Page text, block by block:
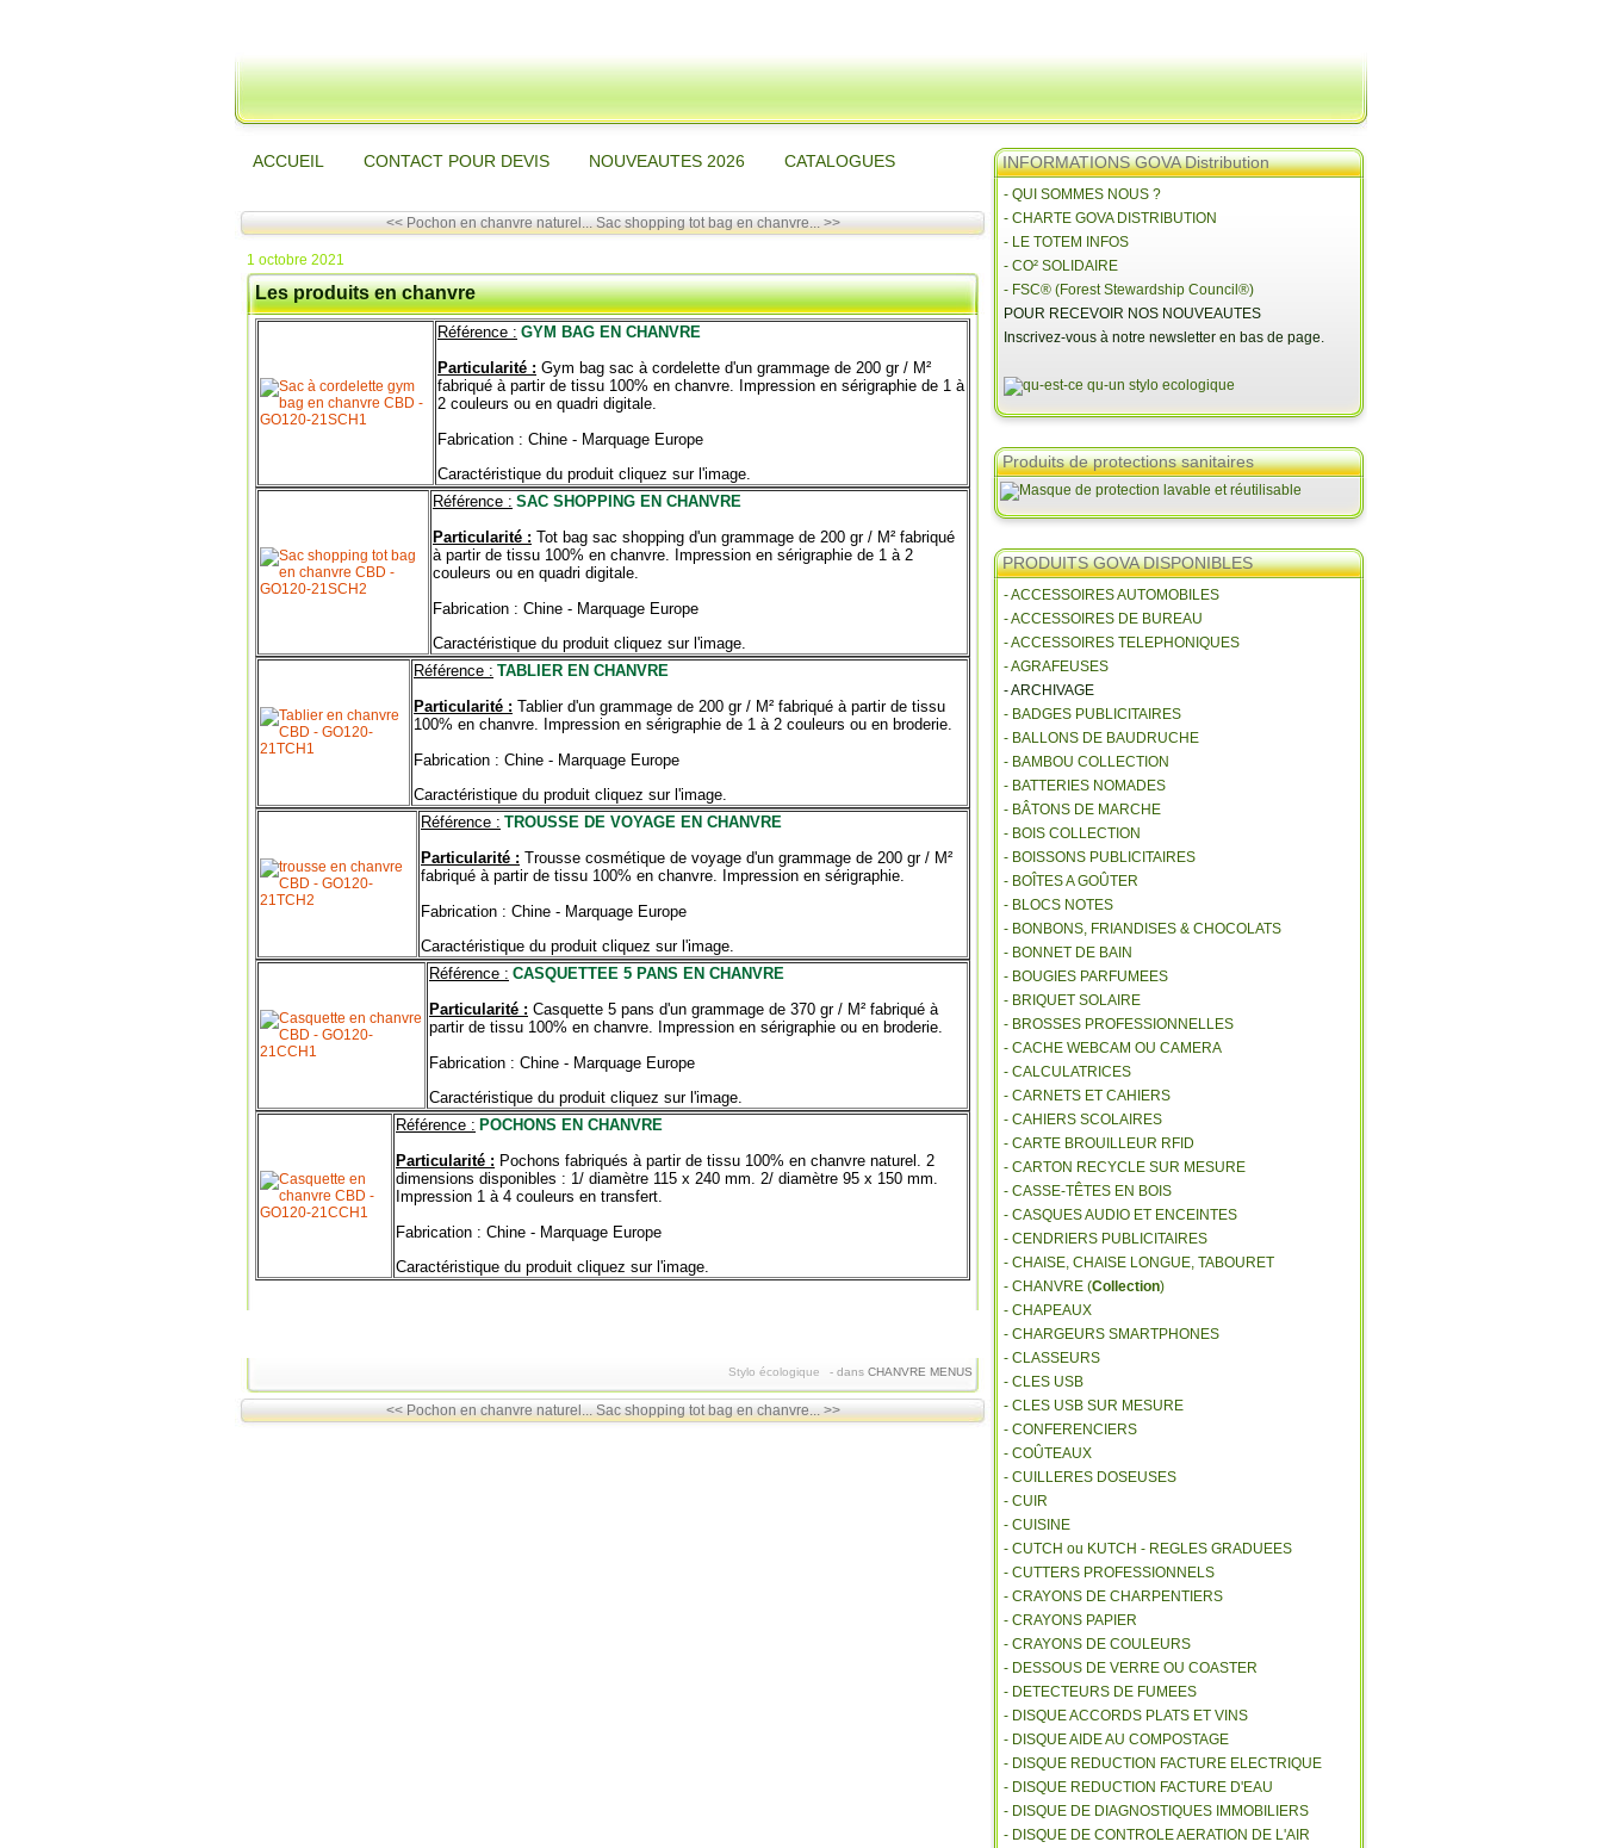
ACCUEIL CONTACT POUR DEVIS NOUVEAUTES 2026 CATALOGUES
<< Pochon en chanvre naturel... Sac shopping tot bag en chanvre... >>
1 octobre 2021
Les produits en chanvre
Référence : GYM BAG EN CHANVRE
Particularité : Gym bag sac à cordelette d'un grammage de 200 gr / M²
fabriqué à partir de tissu 100% en chanvre. Impression en sérigraphie de 1 à
2 couleurs ou en quadri digitale.
Fabrication : Chine - Marquage Europe
Caractéristique du produit cliquez sur l'image.
Référence : SAC SHOPPING EN CHANVRE
Particularité : Tot bag sac shopping d'un grammage de 200 gr / M² fabriqué
à partir de tissu 100% en chanvre. Impression en sérigraphie de 1 à 2
couleurs ou en quadri digitale.
Fabrication : Chine - Marquage Europe
Caractéristique du produit cliquez sur l'image.
Référence : TABLIER EN CHANVRE
Particularité : Tablier d'un grammage de 200 gr / M² fabriqué à partir de tissu
100% en chanvre. Impression en sérigraphie de 1 à 2 couleurs ou en broderie.
Fabrication : Chine - Marquage Europe
Caractéristique du produit cliquez sur l'image.
Référence : TROUSSE DE VOYAGE EN CHANVRE
Particularité : Trousse cosmétique de voyage d'un grammage de 200 gr / M²
fabriqué à partir de tissu 100% en chanvre. Impression en sérigraphie.
Fabrication : Chine - Marquage Europe
Caractéristique du produit cliquez sur l'image.
Référence : CASQUETTEE 5 PANS EN CHANVRE
Particularité : Casquette 5 pans d'un grammage de 370 gr / M² fabriqué à
partir de tissu 100% en chanvre. Impression en sérigraphie ou en broderie.
Fabrication : Chine - Marquage Europe
Caractéristique du produit cliquez sur l'image.
Référence : POCHONS EN CHANVRE
Particularité : Pochons fabriqués à partir de tissu 100% en chanvre naturel. 2
dimensions disponibles : 1/ diamètre 115 x 240 mm. 2/ diamètre 95 x 150 mm.
Impression 1 à 4 couleurs en transfert.
Fabrication : Chine - Marquage Europe
Caractéristique du produit cliquez sur l'image.
Stylo écologique - dans CHANVRE MENUS
<< Pochon en chanvre naturel... Sac shopping tot bag en chanvre... >>
INFORMATIONS GOVA Distribution
- QUI SOMMES NOUS ?
- CHARTE GOVA DISTRIBUTION
- LE TOTEM INFOS
- CO² SOLIDAIRE
- FSC® (Forest Stewardship Council®)
POUR RECEVOIR NOS NOUVEAUTES
Inscrivez-vous à notre newsletter en bas de page.
Produits de protections sanitaires
PRODUITS GOVA DISPONIBLES
- ACCESSOIRES AUTOMOBILES
- ACCESSOIRES DE BUREAU
- ACCESSOIRES TELEPHONIQUES
- AGRAFEUSES
- ARCHIVAGE
- BADGES PUBLICITAIRES
- BALLONS DE BAUDRUCHE
- BAMBOU COLLECTION
- BATTERIES NOMADES
- BÂTONS DE MARCHE
- BOIS COLLECTION
- BOISSONS PUBLICITAIRES
- BOÎTES A GOÛTER
- BLOCS NOTES
- BONBONS, FRIANDISES & CHOCOLATS
- BONNET DE BAIN
- BOUGIES PARFUMEES
- BRIQUET SOLAIRE
- BROSSES PROFESSIONNELLES
- CACHE WEBCAM OU CAMERA
- CALCULATRICES
- CARNETS ET CAHIERS
- CAHIERS SCOLAIRES
- CARTE BROUILLEUR RFID
- CARTON RECYCLE SUR MESURE
- CASSE-TÊTES EN BOIS
- CASQUES AUDIO ET ENCEINTES
- CENDRIERS PUBLICITAIRES
- CHAISE, CHAISE LONGUE, TABOURET
- CHANVRE (Collection)
- CHAPEAUX
- CHARGEURS SMARTPHONES
- CLASSEURS
- CLES USB
- CLES USB SUR MESURE
- CONFERENCIERS
- COÛTEAUX
- CUILLERES DOSEUSES
- CUIR
- CUISINE
- CUTCH ou KUTCH - REGLES GRADUEES
- CUTTERS PROFESSIONNELS
- CRAYONS DE CHARPENTIERS
- CRAYONS PAPIER
- CRAYONS DE COULEURS
- DESSOUS DE VERRE OU COASTER
- DETECTEURS DE FUMEES
- DISQUE ACCORDS PLATS ET VINS
- DISQUE AIDE AU COMPOSTAGE
- DISQUE REDUCTION FACTURE ELECTRIQUE
- DISQUE REDUCTION FACTURE D'EAU
- DISQUE DE DIAGNOSTIQUES IMMOBILIERS
- DISQUE DE CONTROLE AERATION DE L'AIR